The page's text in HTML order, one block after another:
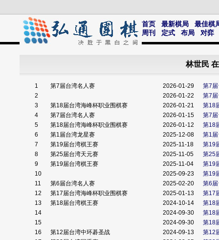
首页 最新棋局
最佳棋
周刊
定式 布局 对弈
林世民
1 第7届台湾名人赛 2026-01-29
第7
2
2026-01-22
第7
3
第18届台湾海峰杯职业围棋赛 2026-01-21
第18
4
第7届台湾名人赛 2026-01-15
第7
5
第18届台湾海峰杯职业围棋赛 2026-01-12
第18
6
第1届台湾龙星赛 2025-12-08
第1
7
第19届台湾棋王赛 2025-11-18
第19
8
第25届台湾天元赛 2025-11-05
第25
9
第19届台湾棋王赛 2025-11-04
第19
10
2025-09-23
第19
11
第6届台湾名人赛 2025-02-20
第6
12
第17届台湾海峰杯职业围棋赛 2025-01-13
第17
13
第18届台湾棋王赛 2024-10-14
第18
14
2024-09-30
第18
15
2024-09-30
第18
16
第12届台湾中环碁圣战 2024-09-13
第12